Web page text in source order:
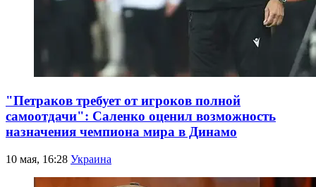
"Петраков требует от игроков полной
самоотдачи": Саленко оценил возможность
назначения чемпиона мира в Динамо
10 мая, 16:28 Украина